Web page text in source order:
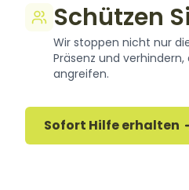
Schützen
Wir stoppen nicht nur
Präsenz und
angreifen.
Sofort Hilfe erhalten